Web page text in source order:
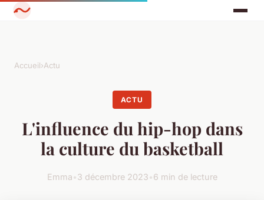
Accueil›Actu
ACTU
L'influence du hip-hop dans
la culture du basketball
Emma•3 décembre 2023•6 min de lecture